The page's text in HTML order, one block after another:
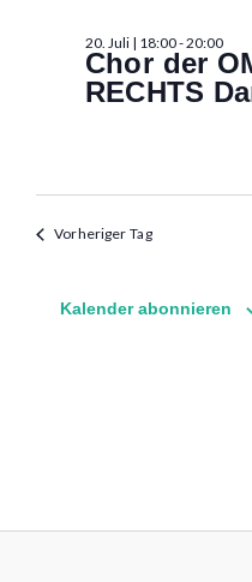
2026
Chor der
RECHTS
20. Juli | 18:00-20:00
Vorheriger Tag
Kalender abonnieren